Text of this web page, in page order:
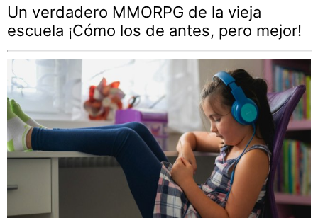
Un verdadero MMORPG de la vieja
escuela ¡Cómo los de antes, pero mejor!